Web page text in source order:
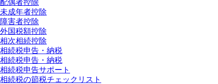
配偶者控除
未成年者控除
障害者控除
外国税額控除
相次相続控除
相続税申告・納税
相続税申告・納税
相続税申告サポート
相続税の節税チェックリスト